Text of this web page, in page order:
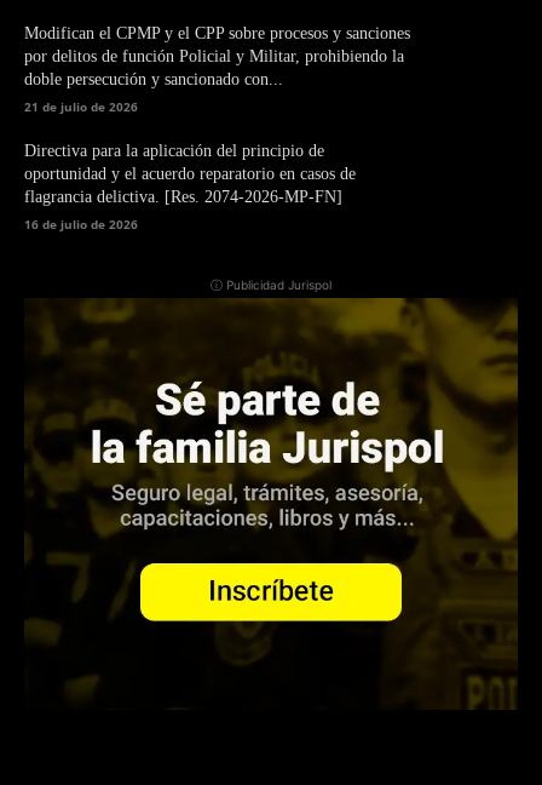
Modifican el CPMP y el CPP sobre procesos y sanciones
por delitos de función Policial y Militar, prohibiendo la
doble persecución y sancionado con...
21 de julio de 2026
Directiva para la aplicación del principio de
oportunidad y el acuerdo reparatorio en casos de
flagrancia delictiva. [Res. 2074-2026-MP-FN]
16 de julio de 2026
ⓘ Publicidad Jurispol